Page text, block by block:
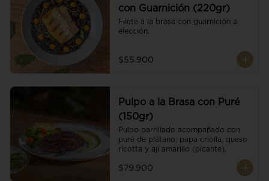
con Guarnición (220gr)
Filete a la brasa con guarnición a
elección.
$55.900
Pulpo a la Brasa con Puré
(150gr)
Pulpo parrillado acompañado con
puré de plátano, papa criolla, queso
ricotta y ají amarillo (picante).
$79.900